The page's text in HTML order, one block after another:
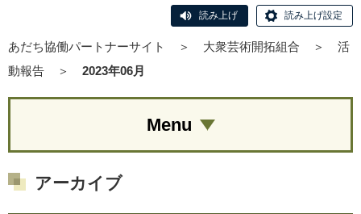
読み上げ 読み上げ設定
あだち協働パートナーサイト ＞ 大衆芸術開拓組合 ＞
活
動報告
＞ 2023年06月
Menu
アーカイブ